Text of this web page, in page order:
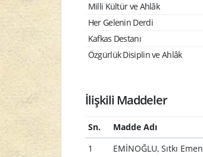
Milli Kültür ve Ahlâk
Her Gelenin Derdi
Kafkas Destanı
Özgürlük Disiplin ve Ahlâk
İlişkili Maddeler
Sn. Madde Adı
1
EMİNOĞLU, Sıtkı Emen